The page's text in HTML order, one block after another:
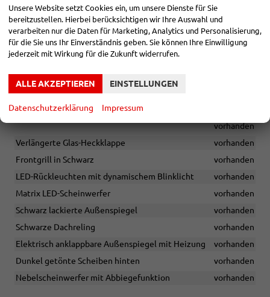
Seitenairbags vorn
vorhanden
Verkehrszeichenerkennung
vorhanden
Müdigkeitserkennung
vorhanden
AUSSEN
Automatisch abblendender Außenspiegel auf der Fahrerseite
vorhanden
Verlängerte Glas-Heckklappe
vorhanden
Frontgrill in Schwarz
vorhanden
LED-Rückleuchten mit dynamischem Blinklicht
vorhanden
Matrix LED-Scheinwerfer
vorhanden
Schwarz lackierte Außenspiegel
vorhanden
Schwarze Dachreling
vorhanden
Elektrisch anklappbare Außenspiegel mit Heizung
vorhanden
Dunkel getönte Scheiben hinten
vorhanden
Nebelscheinwerfer mit Abbiegefunktion
vorhanden
Unsere Website setzt Cookies ein, um unsere Dienste für Sie
bereitzustellen. Hierbei berücksichtigen wir Ihre Auswahl und
verarbeiten nur die Daten für Marketing, Analytics und Personalisierung,
für die Sie uns Ihr Einverständnis geben. Sie können Ihre Einwilligung
jederzeit mit Wirkung für die Zukunft widerrufen.
ALLE AKZEPTIEREN EINSTELLUNGEN
Datenschutzerklärung Impressum